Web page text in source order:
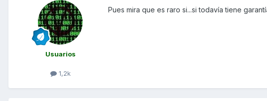
Usuarios
1,2k
Pues mira que es raro si...si todavía tiene